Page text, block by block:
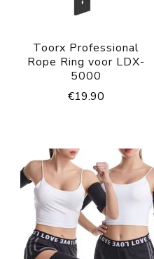
Toorx Professional
Rope Ring voor LDX-
5000
€19.90